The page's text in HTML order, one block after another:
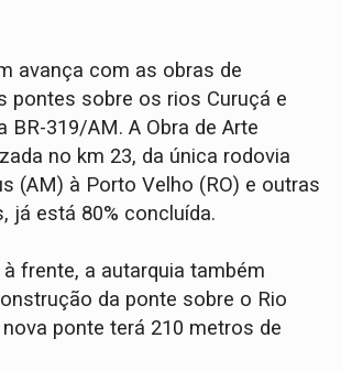
avança com as obras de
pontes sobre os rios Curuçá e
BR-319/AM. A Obra de Arte
no km 23, da única rodovia
(AM) à Porto Velho (RO) e outras
já está 80% concluída.
frente, a autarquia também
da ponte sobre o Rio
ponte terá 210 metros de